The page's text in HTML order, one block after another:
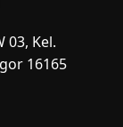
03, Kel.
16165